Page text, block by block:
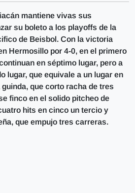
mantiene vivas sus
su boleto a los playoffs de la
de Beisbol. Con la victoria
Hermosillo por 4-0, en el primero
en séptimo lugar, pero a
lugar, que equivale a un lugar en
que corto racha de tres
finco en el solido pitcheo de
hits en cinco un tercio y
que empujo tres carreras.